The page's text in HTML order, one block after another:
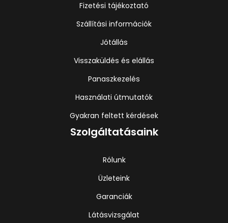
Fizetési tájékoztató
Szállítási információk
Jótállás
Visszaküldés és elállás
Panaszkezelés
Használati útmutatók
Gyakran feltett kérdések
Szolgáltatásaink
Rólunk
Üzleteink
Garanciák
Látásvizsgálat